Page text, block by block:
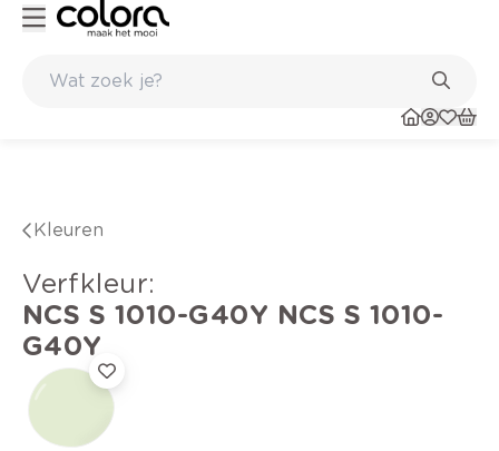
Kleuren
verfkleur:
NCS S 1010-G40Y NCS S 1010-
G40Y